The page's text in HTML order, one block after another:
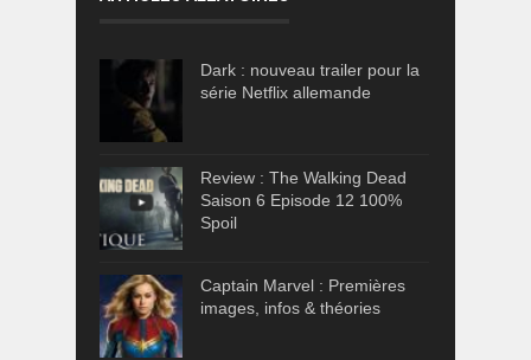
Dark : nouveau trailer pour la
série Netflix allemande
Review : The Walking Dead
Saison 6 Episode 12 100%
Spoil
Captain Marvel : Premières
images, infos & théories